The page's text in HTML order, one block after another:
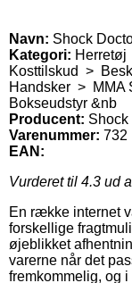
Navn: Shock
Kategori: Herretøj
Kosttilskud >
Handsker > MMA
Bokseudstyr &nb
Producent: Shock
Varenummer: 732
EAN:
Vurderet til 4.3 ud
En række internet
forskellige
øjeblikket
varerne når det
fremkommelig, og